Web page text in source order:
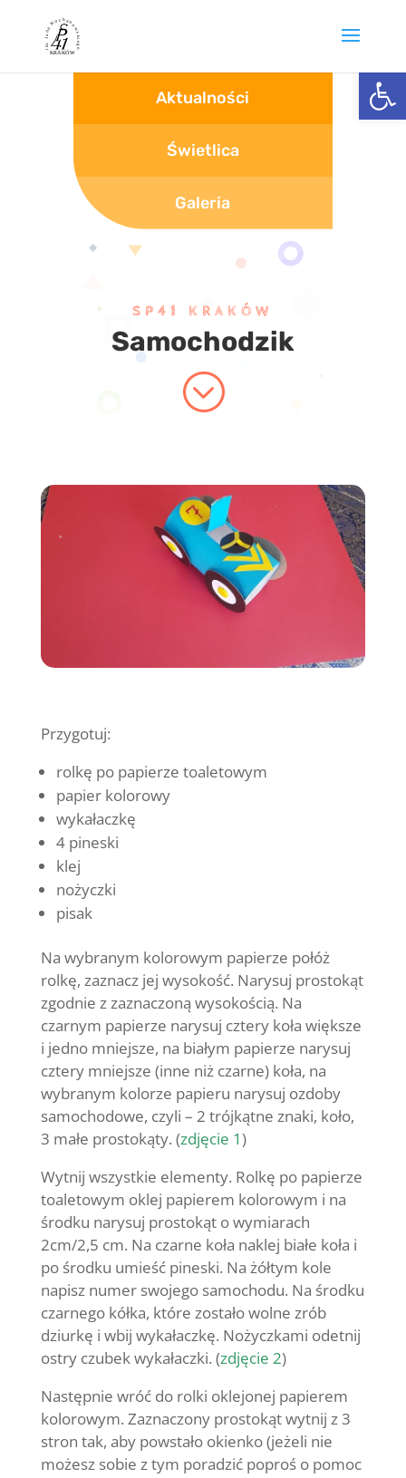
Aktualności
Świetlica
Galeria
SP41 KRAKÓW
Samochodzik
;
Przygotuj:
rolkę po papierze toaletowym
papier kolorowy
wykałaczkę
4 pineski
klej
nożyczki
pisak
Na wybranym kolorowym papierze połóż
rolkę, zaznacz jej wysokość. Narysuj prostokąt
zgodnie z zaznaczoną wysokością. Na
czarnym papierze narysuj cztery koła większe
i jedno mniejsze, na białym papierze narysuj
cztery mniejsze (inne niż czarne) koła, na
wybranym kolorze papieru narysuj ozdoby
samochodowe, czyli – 2 trójkątne znaki, koło,
3 małe prostokąty. (zdjęcie 1)
Wytnij wszystkie elementy. Rolkę po papierze
toaletowym oklej papierem kolorowym i na
środku narysuj prostokąt o wymiarach
2cm/2,5 cm. Na czarne koła naklej białe koła i
po środku umieść pineski. Na żółtym kole
napisz numer swojego samochodu. Na środku
czarnego kółka, które zostało wolne zrób
dziurkę i wbij wykałaczkę. Nożyczkami odetnij
ostry czubek wykałaczki. (zdjęcie 2)
Następnie wróć do rolki oklejonej papierem
kolorowym. Zaznaczony prostokąt wytnij z 3
stron tak, aby powstało okienko (jeżeli nie
możesz sobie z tym poradzić poproś o pomoc